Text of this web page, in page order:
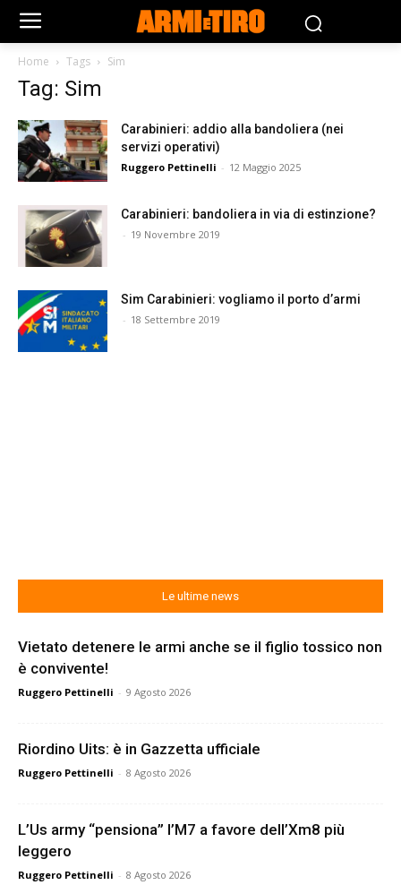
Home Tags Sim
Tag: Sim
Carabinieri: addio alla bandoliera (nei
servizi operativi)
Ruggero Pettinelli - 12 Maggio 2025
Carabinieri: bandoliera in via di estinzione?
- 19 Novembre 2019
Sim Carabinieri: vogliamo il porto d’armi
- 18 Settembre 2019
Le ultime news
Vietato detenere le armi anche se il figlio tossico non
è convivente!
Ruggero Pettinelli - 9 Agosto 2026
Riordino Uits: è in Gazzetta ufficiale
Ruggero Pettinelli - 8 Agosto 2026
L’Us army “pensiona” l’M7 a favore dell’Xm8 più
leggero
Ruggero Pettinelli - 8 Agosto 2026